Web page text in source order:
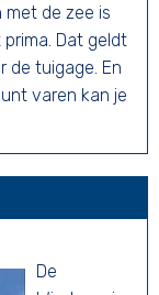
met de zee is
Dat geldt
de tuigage. En
varen kan je
De